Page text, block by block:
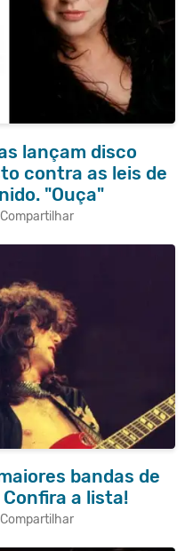
lançam disco
contra as leis de
"Ouça"
Compartilhar
bandas de
a lista!
Compartilhar